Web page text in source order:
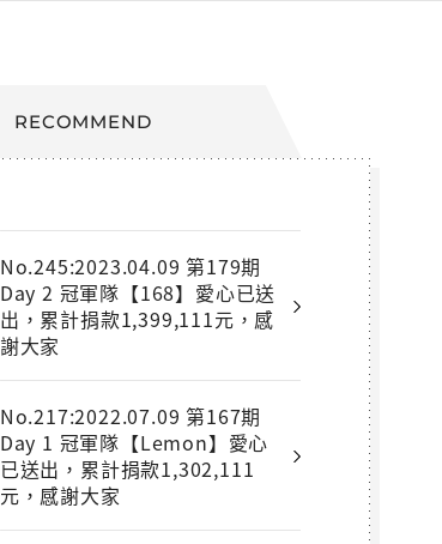
RECOMMEND
No.245:2023.04.09 第179期
Day 2 冠軍隊【168】愛心已送
出，累計捐款1,399,111元，感
謝大家
No.217:2022.07.09 第167期
Day 1 冠軍隊【Lemon】愛心
已送出，累計捐款1,302,111
元，感謝大家